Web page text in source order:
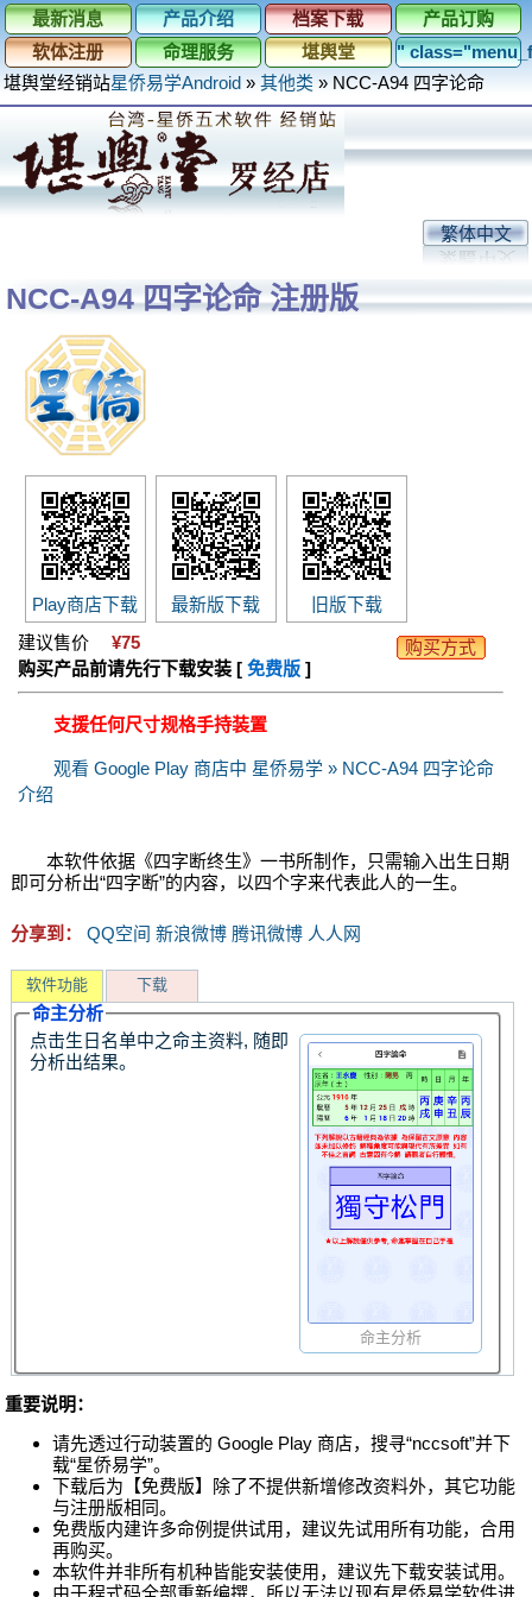
最新消息 产品介绍 档案下载
产品订购
软体注册
命理服务 堪舆堂
"
堪舆堂经销站星侨易学Android » 其他类 » NCC-A94 四字论命
繁体中文
NCC-A94 四字论命 注册版
Play商店下载 最新版下载
旧版下载
建议售价
¥75
购买方式
购买产品前请先行下载安装 [ 免费版]
支援任何尺寸规格手持装置
观看 Google Play 商店中 星侨易学 » NCC-A94 四字论命
介绍
本软件依据《四字断终生》一书所制作，只需输入出生日期
即可分析出“四字断”的内容，以四个字来代表此人的一生。
分享到： QQ空间 新浪微博 腾讯微博 人人网
软件功能 下载
命主分析
命主分析
点击生日名单中之命主资料, 随即
分析出结果。
重要说明：
请先透过行动装置的 Google Play 商店，搜寻“nccsoft”并下
载“星侨易学”。
下载后为【免费版】除了不提供新增修改资料外，其它功能
与注册版相同。
免费版内建许多命例提供试用，建议先试用所有功能，合用
再购买。
本软件并非所有机种皆能安装使用，建议先下载安装试用。